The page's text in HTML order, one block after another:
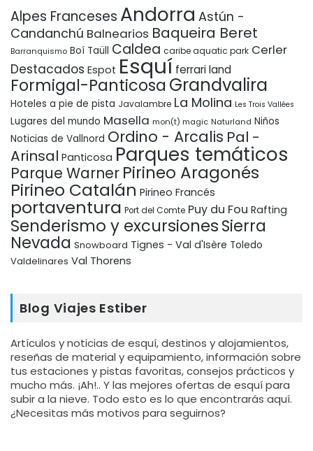
Alpes Franceses Andorra Astún -
Candanchú Balnearios Baqueira Beret
Barranquismo Boí Taüll Caldea caribe aquatic park Cerler
Destacados Espot Esquí ferrari land
Formigal-Panticosa Grandvalira
Hoteles a pie de pista Javalambre La Molina Les Trois Vallées
Lugares del mundo Masella mon(t) magic Naturland Niños
Noticias de Vallnord Ordino - Arcalis Pal -
Arinsal Panticosa Parques temáticos
Parque Warner Pirineo Aragonés
Pirineo Catalán Pirineo Francés
portaventura Port del Comte Puy du Fou Rafting
Senderismo y excursionesSierra
Nevada Snowboard Tignes - Val d'Isère Toledo
Valdelinares Val Thorens
Blog Viajes Estiber
Artículos y noticias de esquí, destinos y alojamientos,
reseñas de material y equipamiento, información sobre
tus estaciones y pistas favoritas, consejos prácticos y
mucho más. ¡Ah!.. Y las mejores ofertas de esquí para
subir a la nieve. Todo esto es lo que encontrarás aquí.
¿Necesitas más motivos para seguirnos?